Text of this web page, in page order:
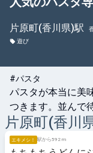
片原町(香川県)駅
遊び
#パスタ
パスタが本当に美
つきます。並んで
片原町(香川
エキメシ！ 駅から592 m